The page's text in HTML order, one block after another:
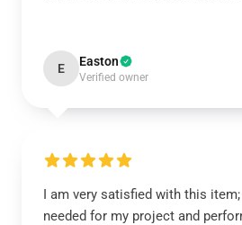
E Easton
Verified owner
I am very satisfied with this item;
needed for my project and